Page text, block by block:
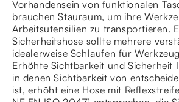
Vorhandensein von funktionalen
brauchen Stauraum, um ihre
Arbeitsutensilien zu transportieren.
Sicherheitshose sollte mehrere
idealerweise Schlaufen für
Erhöhte Sichtbarkeit und Sicherheit
in denen Sichtbarkeit von
ist, erhöht eine Hose mit